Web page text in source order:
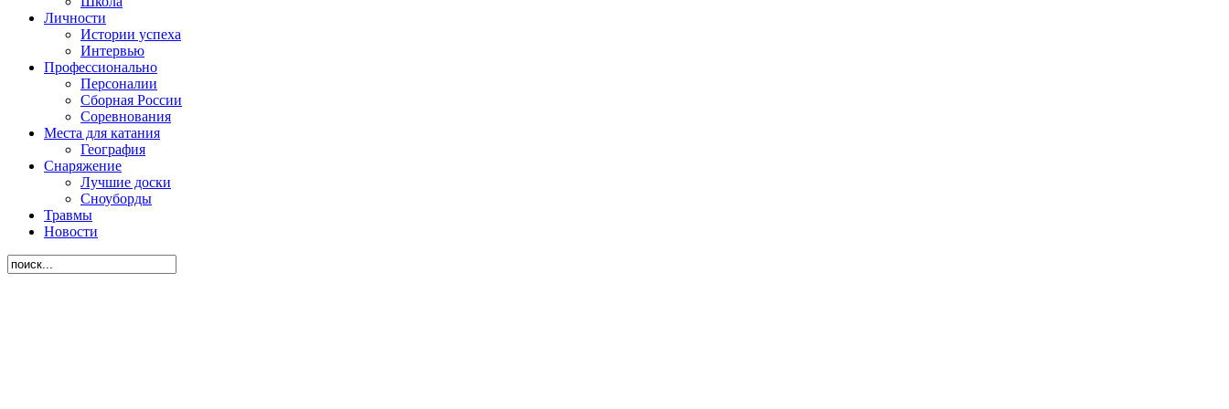
Личности
Истории успеха
Интервью
Профессионально
Персоналии
Сборная России
Соревнования
Места для катания
География
Снаряжение
Лучшие доски
Сноуборды
Травмы
Новости